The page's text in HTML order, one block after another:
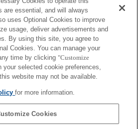
Copyright 2026 Sony Corporation
are essential, and will always
uses Optional Cookies to improve
usage, deliver advertisements and
By using this site, you agree to
Cookies. You can manage your
time by clicking "Customize
your selected cookie preferences,
website may not be available.
for more information.
Cookies